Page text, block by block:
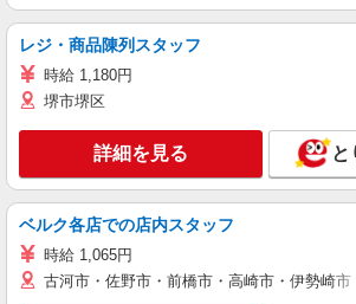
レジ・商品陳列スタッフ
時給 1,180円
堺市堺区
詳細を見る と
ベルク各店での店内スタッフ
時給 1,065円
古河市・佐野市・前橋市・高崎市・伊勢崎